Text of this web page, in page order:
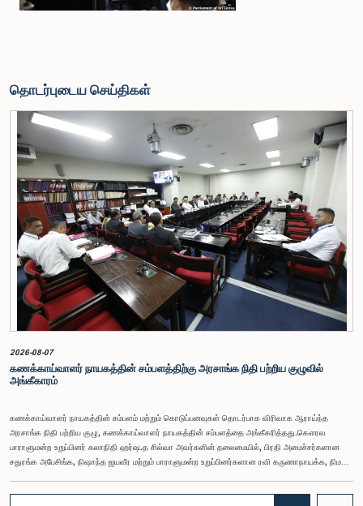
தொடர்புடைய செய்திகள்
2026-08-07
கணக்காய்வாளர் நாயகத்தின் சம்பளத்திற்கு அரசாங்க நிதி பற்றிய குழுவில்
அங்கீகாரம்
கணக்காய்வாளர் நாயகத்தின் சம்பளம் மற்றும் கொடுப்பனவுகள் தொடர்பாக விரிவாக ஆராய்ந்த
அரசாங்க நிதி பற்றிய குழு, கணக்காய்வாளர் நாயகத்தின் சம்பளத்தை அங்கீகரித்தது.கௌரவ
பாராளுமன்ற உறுப்பினர் கலாநிதி ஹர்ஷ.த சில்வா அவர்களின் தலைமையில், பிரதி அமைச்சர்களான
சதுரங்க அபேசிங்க, நிஷாந்த ஜயவீர மற்றும் பாராளுமன்ற உறுப்பினர்களான ரவி கருணாநாயக்க, நிமல்